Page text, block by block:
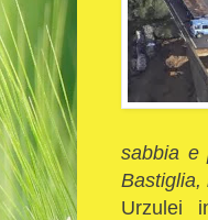
sabbia e
Bastiglia,
Urzulei